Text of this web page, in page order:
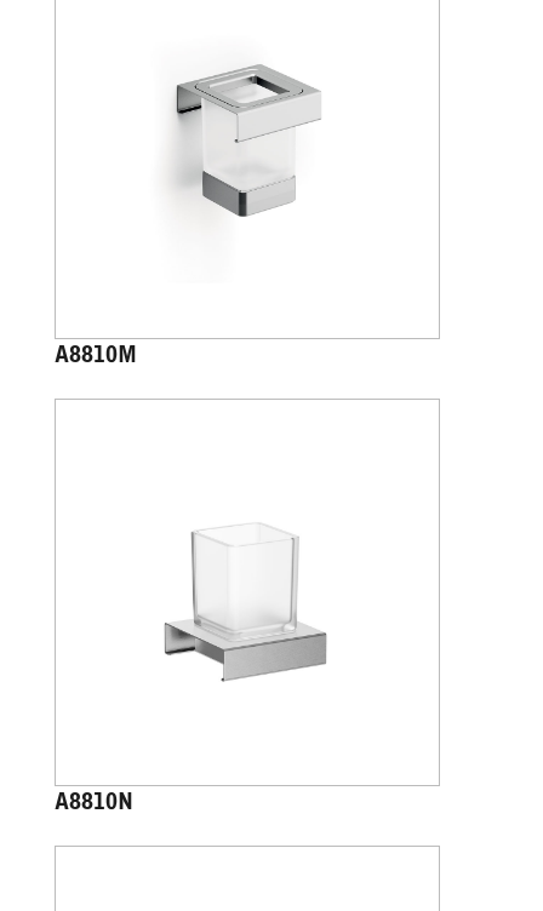
A8810M
A8810N